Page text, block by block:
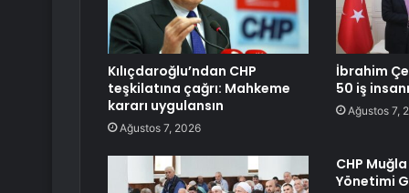
Kılıçdaroğlu’ndan CHP
teşkilatına çağrı: Mahkeme
kararı uygulansın
Ağustos 7, 2026
İbrahim
50 iş
Ağustos 7,
CHP
Yönetimi